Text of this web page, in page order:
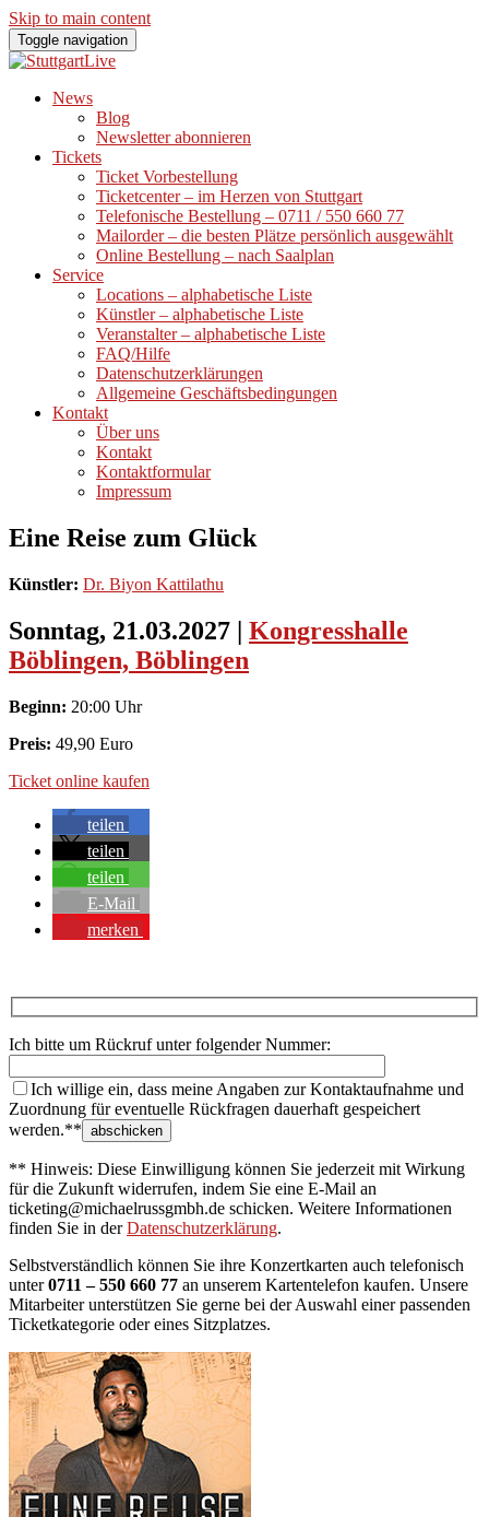
Skip to main content
Toggle navigation
News
Blog
Newsletter abonnieren
Tickets
Ticket Vorbestellung
Ticketcenter – im Herzen von Stuttgart
Telefonische Bestellung – 0711 / 550 660 77
Mailorder – die besten Plätze persönlich ausgewählt
Online Bestellung – nach Saalplan
Service
Locations – alphabetische Liste
Künstler – alphabetische Liste
Veranstalter – alphabetische Liste
FAQ/Hilfe
Datenschutzerklärungen
Allgemeine Geschäftsbedingungen
Kontakt
Über uns
Kontakt
Kontaktformular
Impressum
Eine Reise zum Glück
Künstler: Dr. Biyon Kattilathu
Sonntag, 21.03.2027 | Kongresshalle
Böblingen, Böblingen
Beginn: 20:00 Uhr
Preis: 49,90 Euro
Ticket online kaufen
teilen
teilen
teilen
E-Mail
merken
Ich bitte um Rückruf unter folgender Nummer:
Ich willige ein, dass meine Angaben zur Kontaktaufnahme und
Zuordnung für eventuelle Rückfragen dauerhaft gespeichert
werden.**
** Hinweis: Diese Einwilligung können Sie jederzeit mit Wirkung
für die Zukunft widerrufen, indem Sie eine E-Mail an
ticketing@michaelrussgmbh.de schicken. Weitere Informationen
finden Sie in derDatenschutzerklärung.
Selbstverständlich können Sie ihre Konzertkarten auch telefonisch
unter0711 – 550 660 77 an unserem Kartentelefon kaufen. Unsere
Mitarbeiter unterstützen Sie gerne bei der Auswahl einer passenden
Ticketkategorie oder eines Sitzplatzes.